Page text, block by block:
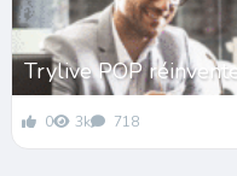
Trylive POP
0 3k 718